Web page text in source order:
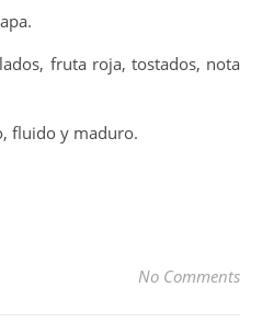
fruta roja, tostados, nota
fluido y maduro.
No Comments